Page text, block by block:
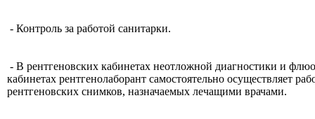
- Контроль за работой санитарки.
- В рентгеновских кабинетах неотложной диагностики и
кабинетах рентгенолаборант самостоятельно осуществляет
рентгеновских снимков, назначаемых лечащими врачами.